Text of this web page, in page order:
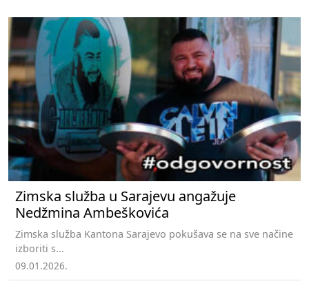
Zimska služba u Sarajevu angažuje
Nedžmina Ambeškovića
Zimska služba Kantona Sarajevo pokušava se na sve načine
izboriti s...
09.01.2026.